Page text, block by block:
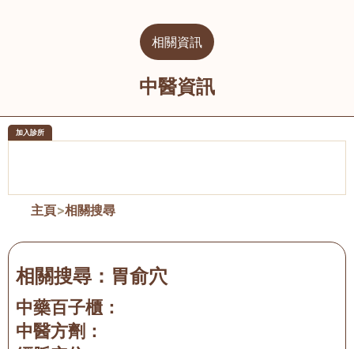
相關資訊
中醫資訊
加入診所
主頁>相關搜尋
相關搜尋： 胃俞穴
中藥百子櫃：
中醫方劑：